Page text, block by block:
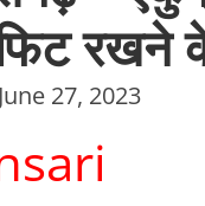
रखने
27, 2023